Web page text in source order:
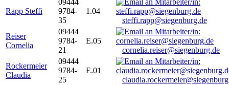
Rapp Steffi
09444
9784-
35
1.04
steffi.rapp@siegenburg.de
Reiser
Cornelia
09444
9784-
21
E.05
cornelia.reiser@siegenburg.de
Rockermeier
Claudia
09444
9784-
25
E.01